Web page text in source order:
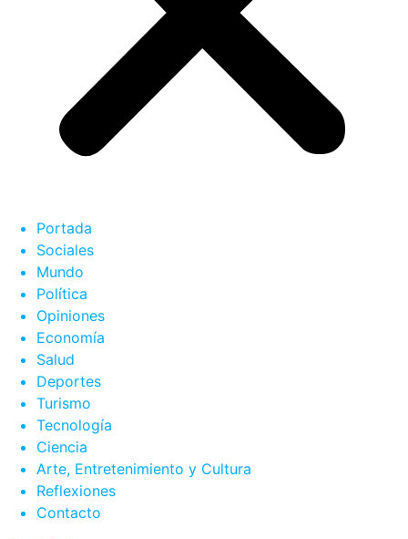
Portada
Sociales
Mundo
Política
Opiniones
Economía
Salud
Deportes
Turismo
Tecnología
Ciencia
Arte, Entretenimiento y Cultura
Reflexiones
Contacto